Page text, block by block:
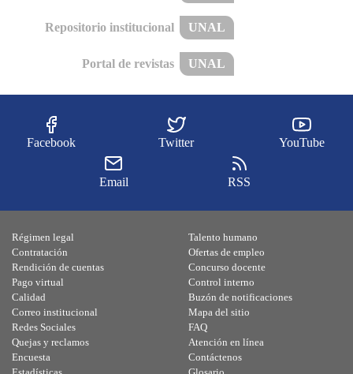
Repositorio institucional UNAL
Portal de revistas UNAL
Facebook Twitter YouTube
Email RSS
Régimen legal
Contratación
Rendición de cuentas
Pago virtual
Calidad
Talento humano
Ofertas de empleo
Concurso docente
Control interno
Buzón de notificaciones
Correo institucional
Redes Sociales
Quejas y reclamos
Encuesta
Mapa del sitio
FAQ
Atención en línea
Contáctenos